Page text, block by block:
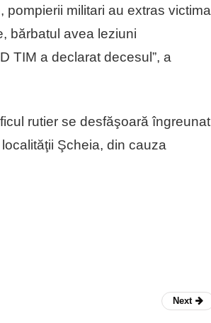
militari au extras victima
bărbatul avea leziuni
TIM a declarat decesul”, a
rutier se desfăşoară îngreunat
Şcheia, din cauza
Next